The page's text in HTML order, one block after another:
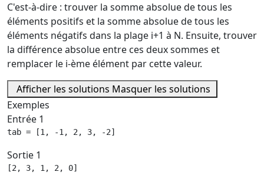
C'est-à-dire : trouver la somme absolue de tous les
éléments positifs et la somme absolue de tous les
éléments négatifs dans la plage i+1 à N. Ensuite, trouver
la différence absolue entre ces deux sommes et
remplacer le i-ème élément par cette valeur.
Afficher les solutions Masquer les solutions
Exemples
Entrée 1
tab = [1, -1, 2, 3, -2]
Sortie 1
[2, 3, 1, 2, 0]